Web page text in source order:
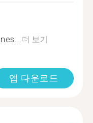
더 보기
앱 다운로드